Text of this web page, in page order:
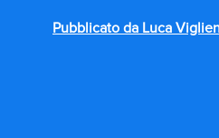
Pubblicato da Luca